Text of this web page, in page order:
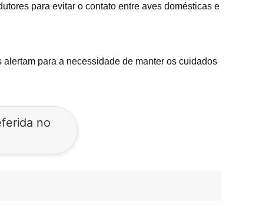
para evitar o contato entre aves domésticas e
para a necessidade de manter os cuidados
no